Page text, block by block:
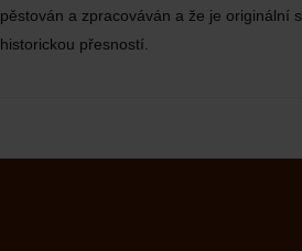
pěstován a zpracováván a že je originální s
historickou přesností.